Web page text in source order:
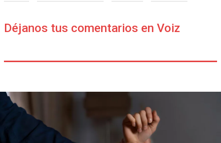
Déjanos tus comentarios en Voiz